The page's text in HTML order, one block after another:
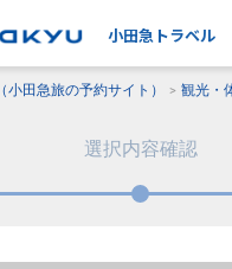
小田急トラベル
田急旅の予約サイト） 観光・
選択内容確認